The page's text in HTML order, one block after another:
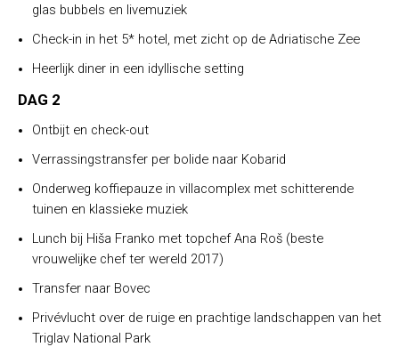
glas bubbels en livemuziek
Check-in in het 5* hotel, met zicht op de Adriatische Zee
Heerlijk diner in een idyllische setting
DAG 2
Ontbijt en check-out
Verrassingstransfer per bolide naar Kobarid
Onderweg koffiepauze in villacomplex met schitterende
tuinen en klassieke muziek
Lunch bij Hiša Franko met topchef Ana Roš (beste
vrouwelijke chef ter wereld 2017)
Transfer naar Bovec
Privévlucht over de ruige en prachtige landschappen van het
Triglav National Park